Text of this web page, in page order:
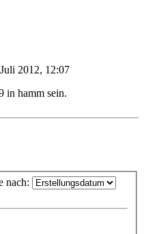
2012, 12:07
in hamm sein.
nach: